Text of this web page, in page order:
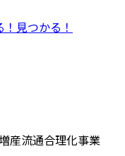
見つかる！
産流通合理化事業